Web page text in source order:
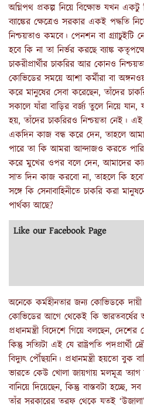
অগ্নিপথ প্রকল্প নিয়ে বিক্ষোভ যখন
ব্যাঙ্কের ক্ষেত্রেও সরকার একই পদ্ধতি
নিশ্চয়তাও কমবে। পেনশন বা গ্র্যাচুইটি
হবে কি না তা নির্ভর করছে ব্যাঙ্ক
চাকরীপ্রার্থীর চাকরির আর কোনও
কোভিডের সময়ে আশা কর্মীরা বা
করে মানুষের সেবা করেছেন, তাঁদের
সকালে যাঁরা বাড়ির বর্জ্য তুলে নিয়ে যান,
হয়, তাঁদের চাকরিরও নিশ্চয়তা নেই। এই
একদিন কাজ বন্ধ করে দেন, তাহলে
পারে তা কি আমরা আন্দাজও করতে
করে মুখের ওপর বলে দেন, আমাদের
সাত দিন কাজ করবো না, তাহলে কি
সঙ্গে কি সেনাবাহিনীতে চাকরি করা
পার্থক্য আছে?
Like our Facebook Page
অনেকে কর্মহীনতার জন্য কোভিডকে
কোভিডের আগে থেকেই কি ভারতবর্ষের
প্রধানমন্ত্রী বিদেশে গিয়ে বলছেন,
কিন্তু সত্যিটা এই যে রাষ্ট্রপতি
বিদ্যুৎ পৌঁছয়নি। প্রধানমন্ত্রী হয়তো
ভারতে কেউ খোলা জায়গায় মলমূত্র ত্যাগ
বানিয়ে দিয়েছেন, কিন্তু বাস্তবটা
তাঁর সরকারের তরফ থেকে যতই